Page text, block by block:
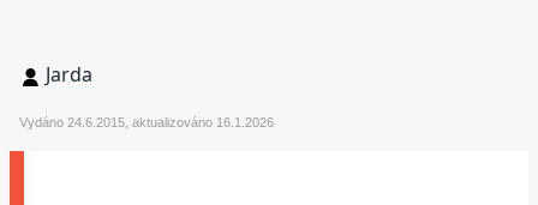
Jarda
Vydáno 24.6.2015, aktualizováno 16.1.2026